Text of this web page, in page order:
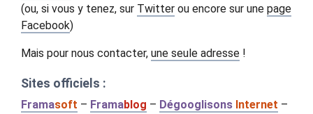
(ou, si vous y tenez, sur Twitter ou encore sur une page
Facebook)
Mais pour nous contacter, une seule adresse !
Sites officiels :
Framasoft – Framablog – Dégooglisons Internet –